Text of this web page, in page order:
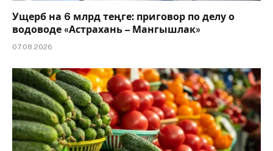
Ущерб на 6 млрд теңге: приговор по делу о
водоводе «Астрахань – Мангышлак»
07.08.2026